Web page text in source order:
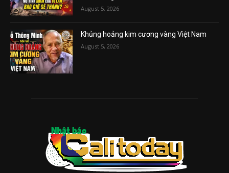
August 5, 2026
Khủng hoảng kim cương vàng Việt Nam
August 5, 2026